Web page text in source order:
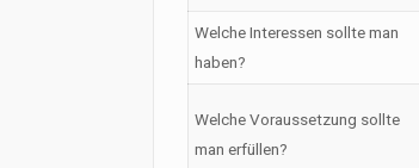
Welche Interessen sollte man
haben?
Welche Voraussetzung sollte
man erfüllen?